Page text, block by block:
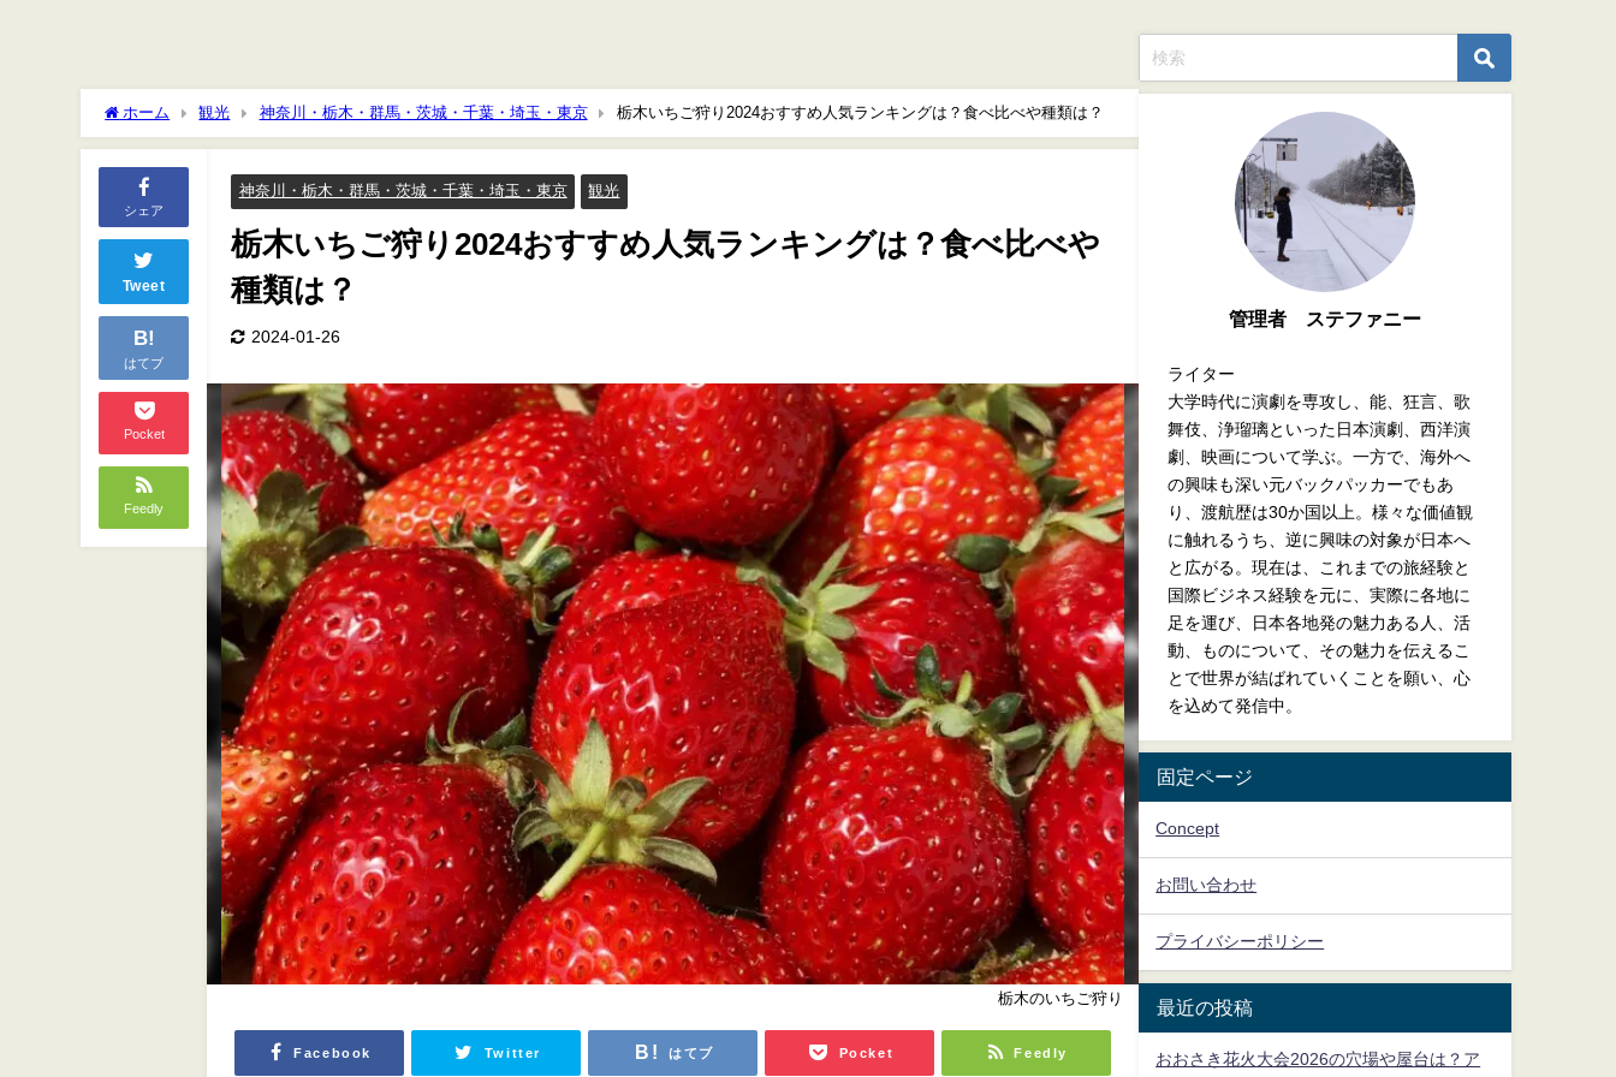
ホーム 観光 神奈川・栃木・群馬・茨城・千葉・埼玉・東京 栃木いちご狩り2024おすすめ人気ランキングは？食べ比べや種類は？
シェア
Tweet
B!
はてブ
Pocket
Feedly
神奈川・栃木・群馬・茨城・千葉・埼玉・東京 観光
栃木いちご狩り2024おすすめ人気ランキングは？食べ比べや
種類は？
2024-01-26
栃木のいちご狩り
Facebook Twitter はてブ Pocket Feedly
管理者 ステファニー
ライター
大学時代に演劇を専攻し、能、狂言、歌
舞伎、浄瑠璃といった日本演劇、西洋演
劇、映画について学ぶ。一方で、海外へ
の興味も深い元バックパッカーでもあ
り、渡航歴は30か国以上。様々な価値観
に触れるうち、逆に興味の対象が日本へ
と広がる。現在は、これまでの旅経験と
国際ビジネス経験を元に、実際に各地に
足を運び、日本各地発の魅力ある人、活
動、ものについて、その魅力を伝えるこ
とで世界が結ばれていくことを願い、心
を込めて発信中。
固定ページ
Concept
お問い合わせ
プライバシーポリシー
最近の投稿
おおさき花火大会2026の穴場や屋台は？ア